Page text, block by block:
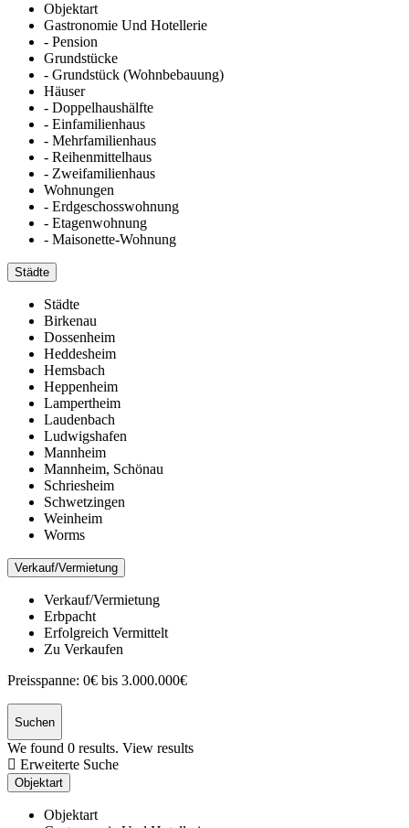
Objektart
Gastronomie Und Hotellerie
- Pension
Grundstücke
- Grundstück (Wohnbebauung)
Häuser
- Doppelhaushälfte
- Einfamilienhaus
- Mehrfamilienhaus
- Reihenmittelhaus
- Zweifamilienhaus
Wohnungen
- Erdgeschosswohnung
- Etagenwohnung
- Maisonette-Wohnung
Städte
Städte
Birkenau
Dossenheim
Heddesheim
Hemsbach
Heppenheim
Lampertheim
Laudenbach
Ludwigshafen
Mannheim
Mannheim, Schönau
Schriesheim
Schwetzingen
Weinheim
Worms
Verkauf/Vermietung
Verkauf/Vermietung
Erbpacht
Erfolgreich Vermittelt
Zu Verkaufen
Preisspanne: 0€ bis 3.000.000€
Suchen
We found 0 results. View results
Erweiterte Suche
Objektart
Objektart